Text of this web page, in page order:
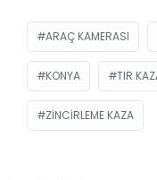
ARAÇ KAMERASI
KONYA TIR
ZINCIRLEME KAZA